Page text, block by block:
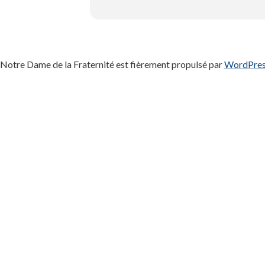
Notre Dame de la Fraternité est fièrement propulsé par